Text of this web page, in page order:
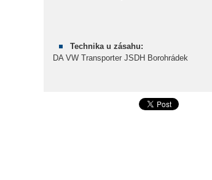
Technika u zásahu:
DA VW Transporter JSDH Borohrádek